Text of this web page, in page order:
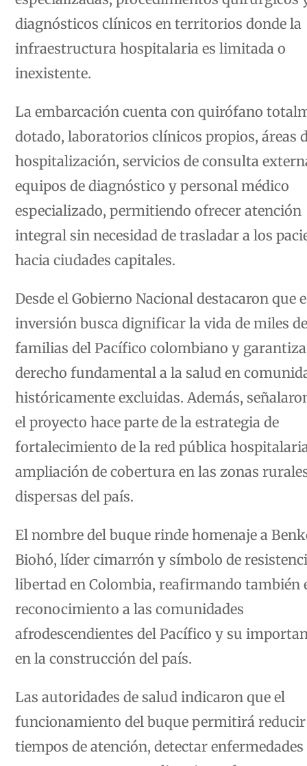
diagnósticos clínicos en territorios donde la
infraestructura hospitalaria es limitada o
inexistente.
La embarcación cuenta con quirófano
dotado, laboratorios clínicos propios, áreas
hospitalización, servicios de consulta
equipos de diagnóstico y personal médico
especializado, permitiendo ofrecer atención
integral sin necesidad de trasladar a los
hacia ciudades capitales.
Desde el Gobierno Nacional destacaron que
inversión busca dignificar la vida de miles de
familias del Pacífico colombiano y
derecho fundamental a la salud en
históricamente excluidas. Además,
el proyecto hace parte de la estrategia de
fortalecimiento de la red pública
ampliación de cobertura en las zonas
dispersas del país.
El nombre del buque rinde homenaje a
Biohó, líder cimarrón y símbolo de
libertad en Colombia, reafirmando también
reconocimiento a las comunidades
afrodescendientes del Pacífico y su
en la construcción del país.
Las autoridades de salud indicaron que el
funcionamiento del buque permitirá reducir
tiempos de atención, detectar enfermedades